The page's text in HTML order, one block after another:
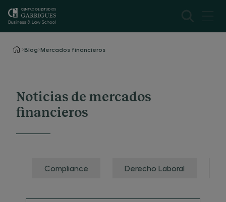
Blog Mercados financieros
Noticias de mercados
financieros
Compliance Derecho Laboral